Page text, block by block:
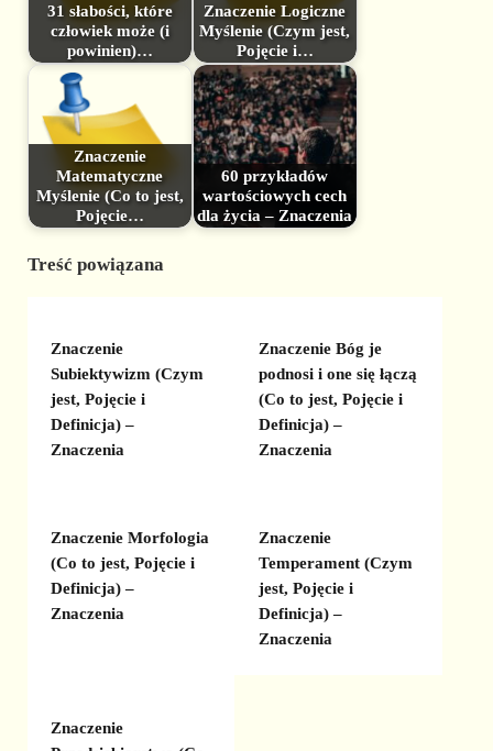
31 słabości, które
człowiek może (i
powinien)…
Znaczenie Logiczne
Myślenie (Czym jest,
Pojęcie i…
Znaczenie
Matematyczne
Myślenie (Co to jest,
Pojęcie…
60 przykładów
wartościowych cech
dla życia – Znaczenia
Treść powiązana
Znaczenie
Subiektywizm (Czym
jest, Pojęcie i
Definicja) –
Znaczenia
Znaczenie Bóg je
podnosi i one się łączą
(Co to jest, Pojęcie i
Definicja) –
Znaczenia
Znaczenie Morfologia
(Co to jest, Pojęcie i
Definicja) –
Znaczenia
Znaczenie
Temperament (Czym
jest, Pojęcie i
Definicja) –
Znaczenia
Znaczenie